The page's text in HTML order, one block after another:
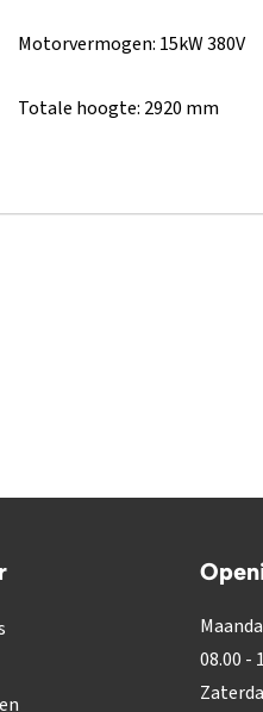
Motorvermogen: 15kW 380V
Totale hoogte: 2920 mm
08.00 -